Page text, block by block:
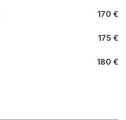
170 €
175 €
180 €